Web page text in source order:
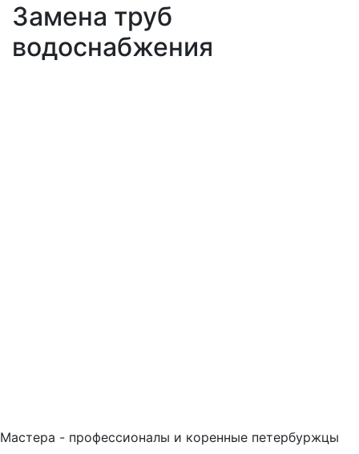
Замена труб
водоснабжения
Мастера - профессионалы и коренные петербуржцы